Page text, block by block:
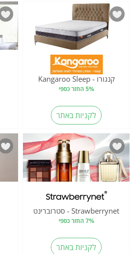
קנגורו - Kangaroo Sleep
5% החזר כספי
לקניות באתר
Strawberrynet - סטרוברינט
7% החזר כספי
לקניות באתר